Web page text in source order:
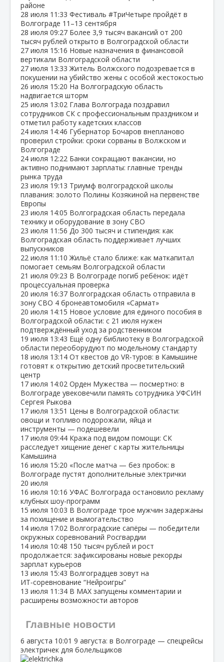
районе
28 июля 11:33 Фестиваль #ТриЧетыре пройдёт в
Волгограде 11–13 сентября
28 июля 09:27 Более 3,9 тысяч вакансий от 200
тысяч рублей открыто в Волгоградской области
27 июля 15:16 Новые назначения в финансовой
вертикали Волгоградской области
27 июля 13:33 Житель Волжского подозревается в
покушении на убийство жены с особой жестокостью
26 июля 15:20 На Волгоградскую область
надвигается шторм
25 июля 13:02 Глава Волгограда поздравил
сотрудников СК с профессиональным праздником и
отметил работу кадетских классов
24 июля 14:46 Губернатор Бочаров внепланово
проверил стройки: сроки сорваны в Волжском и
Волгограде
24 июля 12:22 Банки сокращают вакансии, но
активно поднимают зарплаты: главные тренды
рынка труда
23 июля 19:13 Триумф волгоградской школы
плавания: золото Полины Козякиной на первенстве
Европы
23 июля 14:05 Волгоградская область передала
технику и оборудование в зону СВО
23 июля 11:56 До 300 тысяч и стипендия: как
Волгоградская область поддерживает лучших
выпускников
22 июля 11:10 Жильё стало ближе: как маткапитал
помогает семьям Волгоградской области
21 июля 09:23 В Волгограде погиб ребёнок: идёт
процессуальная проверка
20 июля 16:37 Волгоградская область отправила в
зону СВО 4 бронеавтомобиля «Сармат»
20 июля 14:15 Новое условие для единого пособия в
Волгоградской области: с 21 июля нужен
подтверждённый уход за родственником
19 июля 13:43 Ещё одну библиотеку в Волгоградской
области переоборудуют по модельному стандарту
18 июля 13:14 От квестов до VR‑туров: в Камышине
готовят к открытию детский просветительский
центр
17 июля 14:02 Орден Мужества — посмертно: в
Волгограде увековечили память сотрудника УФСИН
Сергея Рыкова
17 июля 13:51 Цены в Волгоградской области:
овощи и топливо подорожали, яйца и
инструменты — подешевели
17 июля 09:44 Кража под видом помощи: СК
расследует хищение денег с карты жительницы
Камышина
16 июля 15:20 «После матча — без пробок: в
Волгограде пустят дополнительные электрички
20 июля
16 июля 10:16 УФАС Волгограда остановило рекламу
клубных шоу‑программ
15 июля 10:03 В Волгограде трое мужчин задержаны
за похищение и вымогательство
14 июля 17:02 Волгоградские сапёры — победители
окружных соревнований Росгвардии
14 июля 10:48 150 тысяч рублей и рост
продолжается: зафиксированы новые рекорды
зарплат курьеров
13 июля 15:43 Волгоградцев зовут на
ИТ‑соревнование “Нейроигры”
13 июля 11:34 В МАХ запущены комментарии и
расширены возможности авторов
Главные новости
6 августа 10:01 9 августа: в Волгограде — спецрейсы
электричек для болельщиков